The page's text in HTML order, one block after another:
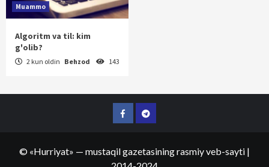
Muammo
Algoritm va til: kim
g'olib?
2 kun oldin Behzod 143
FacebookTelegram
© «Hurriyat» — mustaqil gazetasining rasmiy veb-sayti |